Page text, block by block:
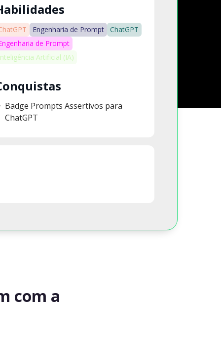
Engenharia de Prompt
ChatGPT
de Prompt
Artificial (IA)
Badge Prompts Assertivos para
ChatGPT
com a